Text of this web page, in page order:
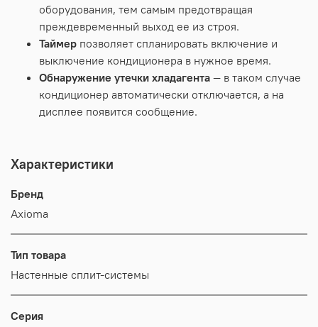
оборудования, тем самым предотвращая
преждевременный выход ее из строя.
Таймер позволяет спланировать включение и
выключение кондиционера в нужное время.
Обнаружение утечки хладагента — в таком случае
кондиционер автоматически отключается, а на
дисплее появится сообщение.
Характеристики
Бренд
Axioma
Тип товара
Настенные сплит-системы
Серия